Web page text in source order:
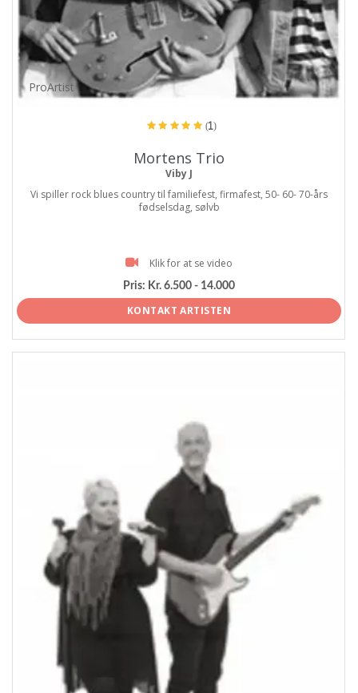
ProArtist
(1)
Mortens Trio
Viby J
Vi spiller rock blues country til familiefest, firmafest, 50- 60- 70-års
fødselsdag, sølvb
Klik for at se video
Pris: Kr. 6.500 - 14.000
KONTAKT ARTISTEN